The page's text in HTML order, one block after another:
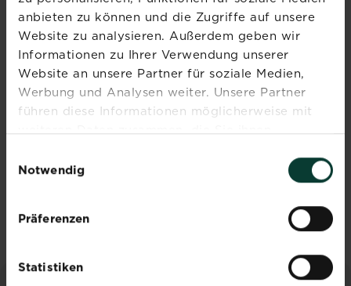
anbieten zu können und die Zugriffe auf unsere
Website zu analysieren. Außerdem geben wir
Informationen zu Ihrer Verwendung unserer
Website an unsere Partner für soziale Medien,
Werbung und Analysen weiter. Unsere Partner
führen diese Informationen möglicherweise mit
weiteren Daten zusammen, die Sie ihnen
Nutzung der Dienste gesammelt haben.
Notwendig
Präferenzen
Statistiken
Abonniere jetzt
den Liebe deinen
Garten Newsletter
Melde dich jetzt zu unserem
Newsletter an und erhalte
Inspiration, Tipps und